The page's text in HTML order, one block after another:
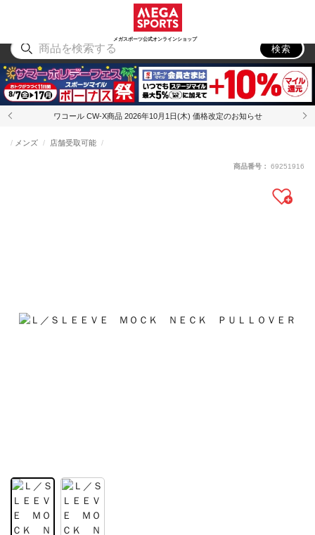
メガスポーツ公式オンラインショップ
アウトドア
検索
ワコール CW-X商品 2026年10月1日(木) 価格改定のお知らせ
メンズ 店舗受取可能
商品番号： 69251916